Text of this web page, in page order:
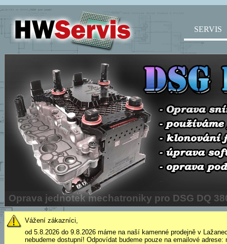
SERVIS
Vážení zákazníci,
od 5.8.2026 do 9.8.2026 máme na naší kamenné prodejně v
nebudeme dostupní! Odpovídat budeme pouze na emailové